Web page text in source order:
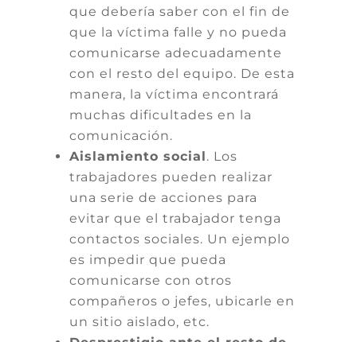
que debería saber con el fin de
que la víctima falle y no pueda
comunicarse adecuadamente
con el resto del equipo. De esta
manera, la víctima encontrará
muchas dificultades en la
comunicación.
Aislamiento social. Los
trabajadores pueden realizar
una serie de acciones para
evitar que el trabajador tenga
contactos sociales. Un ejemplo
es impedir que pueda
comunicarse con otros
compañeros o jefes, ubicarle en
un sitio aislado, etc.